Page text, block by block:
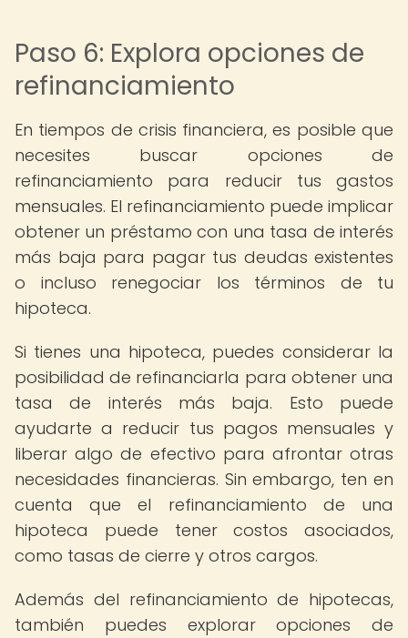
Paso 6: Explora opciones de
refinanciamiento
En tiempos de crisis financiera, es posible que
necesites buscar opciones de
refinanciamiento para reducir tus gastos
mensuales. El refinanciamiento puede implicar
obtener un préstamo con una tasa de interés
más baja para pagar tus deudas existentes
o incluso renegociar los términos de tu
hipoteca.
Si tienes una hipoteca, puedes considerar la
posibilidad de refinanciarla para obtener una
tasa de interés más baja. Esto puede
ayudarte a reducir tus pagos mensuales y
liberar algo de efectivo para afrontar otras
necesidades financieras. Sin embargo, ten en
cuenta que el refinanciamiento de una
hipoteca puede tener costos asociados,
como tasas de cierre y otros cargos.
Además del refinanciamiento de hipotecas,
también puedes explorar opciones de